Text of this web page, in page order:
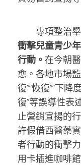
專項整治舉
衝擊兒童青少
行動。 在今朝
愈。各地市場
復”“恢復”“下降
復”等誤導性表
止營銷宣揚的
許假借西醫藥
者行動的衝擊
用卡插進咖啡